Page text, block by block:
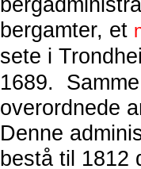
bergamter, et
sete i
1689.
overordnede
Denne
bestå til 1812